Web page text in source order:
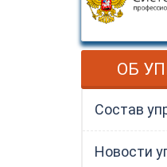
ОБ
Состав
Новости